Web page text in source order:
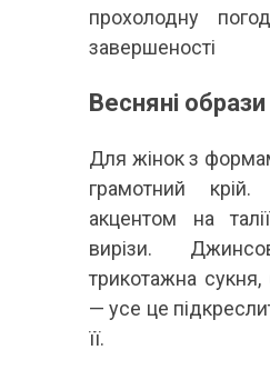
прохолодну
завершеності
Весняні
Для жінок з
грамотний
акцентом на
вирізи.
трикотажна
— усе це
її.